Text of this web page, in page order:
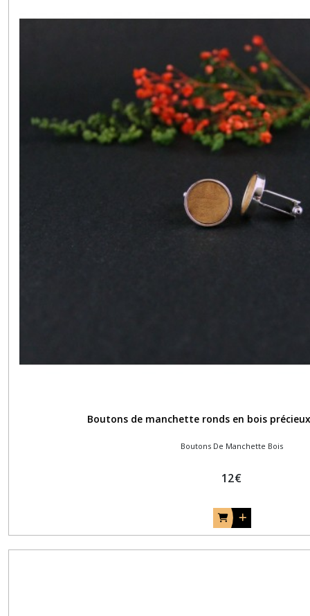
Boutons de manchette ronds en bois
Boutons De Manchette Bois
12€